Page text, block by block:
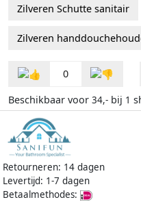
Zilveren Schutte sanitair
Zilveren
0
Beschikbaar voor 34,- bij 1
Retourneren: 14 dagen
Levertijd: 1-7 dagen
Betaalmethodes: